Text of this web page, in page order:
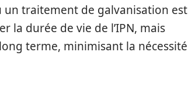
traitement de galvanisation est
la durée de vie de l’IPN, mais
terme, minimisant la nécessité